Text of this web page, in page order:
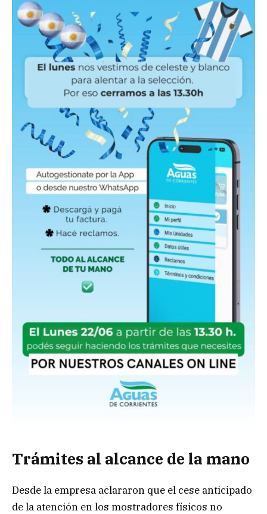
Trámites al alcance de la mano
Desde la empresa aclararon que el cese anticipado
de la atención en los mostradores físicos no